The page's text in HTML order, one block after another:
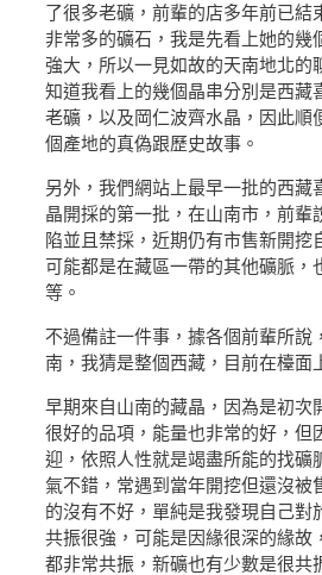
了很多老礦，前輩的店多年前已結
非常多的礦石，我是先看上她的幾
強大，所以一見如故的天南地北的
知道我看上的幾個晶串分別是西藏
老礦，以及岡仁波齊水晶，因此順
個產地的真偽跟歷史故事。
另外，我們網站上最早一批的西藏
晶開採的第一批，在山南市，前輩
陷並且禁採，近期仍有市售新開挖
可能都是在藏區一帶的其他礦脈，
等。
不過備註一件事，據各個前輩所說
南，我猜是整個西藏，目前在檯面
早期來自山南的藏晶，因為是初次
很好的品項，能量也非常的好，但
迎，依照人性就是竭盡所能的找礦
氣不錯，常遇到當年開挖但還沒被
的沒有不好，單純是我發現自己對
共振很強，可能是因緣很深的緣故
都非常共振，新礦也有少數是很共